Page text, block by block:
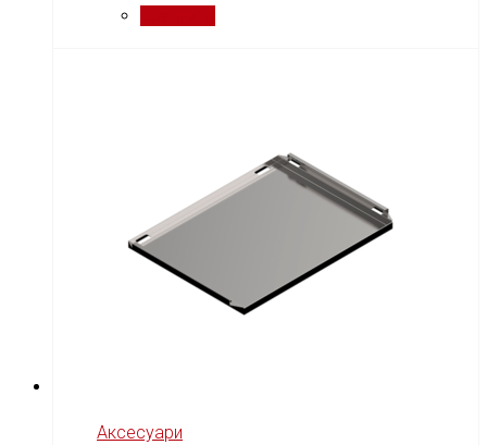
Аксесуари